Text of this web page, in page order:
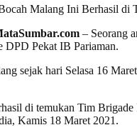
– Seorang
DPD Pekat IB Pariaman.
sejak hari Selasa 16
di temukan Tim
Kamis 18 Maret 2021.